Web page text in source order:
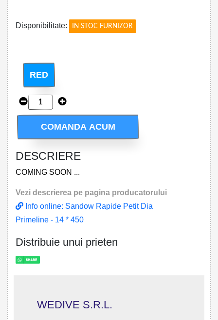
Disponibilitate: IN STOC FURNIZOR
RED
COMANDA ACUM
DESCRIERE
COMING SOON ...
Vezi descrierea pe pagina producatorului
Info online: Sandow Rapide Petit Dia
Primeline - 14 * 450
Distribuie unui prieten
WEDIVE S.R.L.